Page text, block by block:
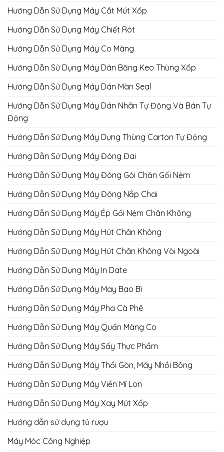
Hướng Dẫn Sử Dụng Máy Cắt Mút Xốp
Hướng Dẫn Sử Dụng Máy Chiết Rót
Hướng Dẫn Sử Dụng Máy Co Màng
Hướng Dẫn Sử Dụng Máy Dán Băng Keo Thùng Xốp
Hướng Dẫn Sử Dụng Máy Dán Màn Seal
Hướng Dẫn Sử Dụng Máy Dán Nhãn Tự Động Và Bán Tự
Động
Hướng Dẫn Sử Dụng Máy Dựng Thùng Carton Tự Động
Hướng Dẫn Sử Dụng Máy Đóng Đai
Hướng Dẫn Sử Dụng Máy Đóng Gói Chăn Gối Nệm
Hướng Dẫn Sử Dụng Máy Đóng Nắp Chai
Hướng Dẫn Sử Dụng Máy Ép Gối Nệm Chân Không
Hướng Dẫn Sử Dụng Máy Hút Chân Không
Hướng Dẫn Sử Dụng Máy Hút Chân Không Vòi Ngoài
Hướng Dẫn Sử Dụng Máy In Date
Hướng Dẫn Sử Dụng Máy May Bao Bì
Hướng Dẫn Sử Dụng Máy Pha Cà Phê
Hướng Dẫn Sử Dụng Máy Quấn Màng Co
Hướng Dẫn Sử Dụng Máy Sấy Thực Phẩm
Hướng Dẫn Sử Dụng Máy Thổi Gòn, Máy Nhồi Bông
Hướng Dẫn Sử Dụng Máy Viền Mí Lon
Hướng Dẫn Sử Dụng Máy Xay Mút Xốp
Hướng dẫn sử dụng tủ rượu
Máy Móc Công Nghiệp